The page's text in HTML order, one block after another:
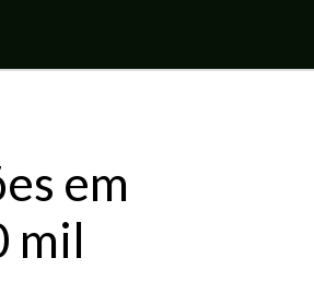
em
mil